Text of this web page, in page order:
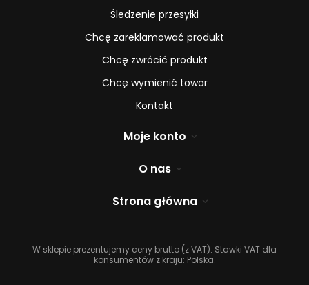
Śledzenie przesyłki
Chcę zareklamować produkt
Chcę zwrócić produkt
Chcę wymienić towar
Kontakt
Moje konto
O nas
Strona główna
W sklepie prezentujemy ceny brutto (z VAT). Stawki VAT dla
konsumentów z kraju: Polska.